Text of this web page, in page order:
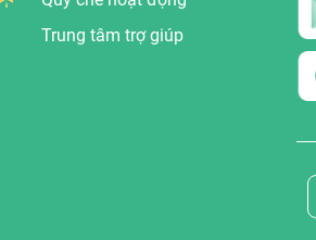
Trung tâm trợ giúp